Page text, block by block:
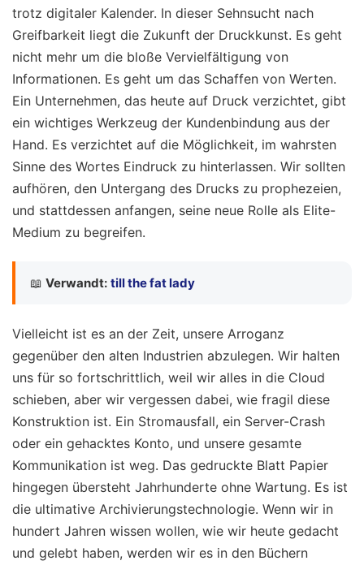
trotz digitaler Kalender. In dieser Sehnsucht nach
Greifbarkeit liegt die Zukunft der Druckkunst. Es geht
nicht mehr um die bloße Vervielfältigung von
Informationen. Es geht um das Schaffen von Werten.
Ein Unternehmen, das heute auf Druck verzichtet, gibt
ein wichtiges Werkzeug der Kundenbindung aus der
Hand. Es verzichtet auf die Möglichkeit, im wahrsten
Sinne des Wortes Eindruck zu hinterlassen. Wir sollten
aufhören, den Untergang des Drucks zu prophezeien,
und stattdessen anfangen, seine neue Rolle als Elite-
Medium zu begreifen.
📖 Verwandt: till the fat lady
Vielleicht ist es an der Zeit, unsere Arroganz
gegenüber den alten Industrien abzulegen. Wir halten
uns für so fortschrittlich, weil wir alles in die Cloud
schieben, aber wir vergessen dabei, wie fragil diese
Konstruktion ist. Ein Stromausfall, ein Server-Crash
oder ein gehacktes Konto, und unsere gesamte
Kommunikation ist weg. Das gedruckte Blatt Papier
hingegen übersteht Jahrhunderte ohne Wartung. Es ist
die ultimative Archivierungstechnologie. Wenn wir in
hundert Jahren wissen wollen, wie wir heute gedacht
und gelebt haben, werden wir es in den Büchern